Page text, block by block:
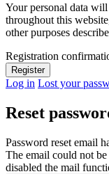
Your personal data
throughout this
other purposes
Registration
Log in Lost your
Reset
Password reset email
The email could not
disabled the mail